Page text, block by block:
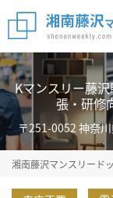
Kマンスリー藤
張・研修
〒251-0052 神奈
湘南藤沢マンスリード